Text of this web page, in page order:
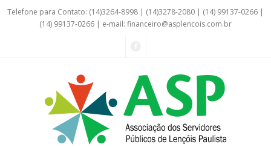
Telefone para Contato: (14)3264-8998 | (14)3278-2080 | (14) 99137-0266 |
(14) 99137-0266 | e-mail: financeiro@asplencois.com.br